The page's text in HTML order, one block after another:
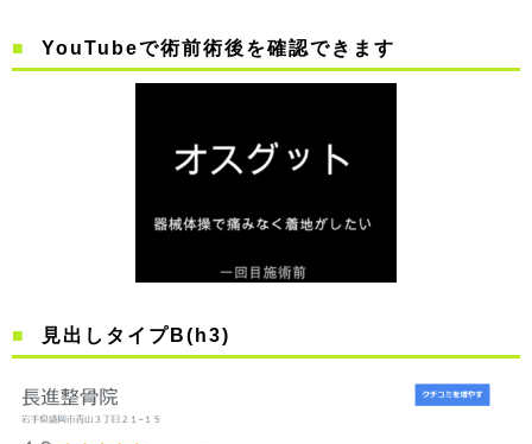
YouTubeで術前術後を確認できます
見出しタイプB(h3)